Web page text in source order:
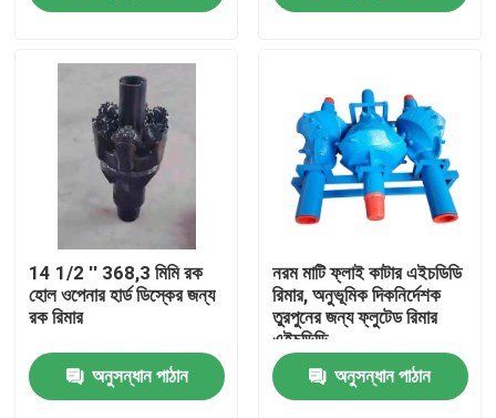
আমাদের সম্পর্কে
কারখানা ভ্রমণ
খবর
14 1/2 '' 368,3 মিমি রক
হোল ওপেনার হার্ড ডিস্কের জন্য
রক রিমার
অনুসন্ধান পাঠান
নরম মাটি ফ্লাই কাটার এইচডিডি
রিমার, অনুভূমিক দিকনির্দেশক
তুরপুনের জন্য ফ্লুটেড রিমার
এইচডিডি
অনুসন্ধান পাঠান